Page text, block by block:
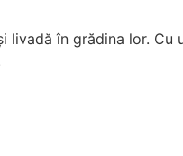
livadă în grădina lor. Cu